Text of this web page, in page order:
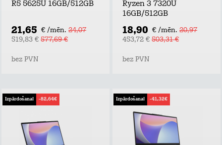
R5 5625U 16GB/512GB
21,65 € /mēn. 24,07
519,83 € 577,69 €
bez PVN
Ryzen 3 7320U
16GB/512GB
18,90 € /mēn. 20,97
453,72 € 503,31 €
bez PVN
Izpārdošana! -82,64€ Izpārdošana! -41,32€